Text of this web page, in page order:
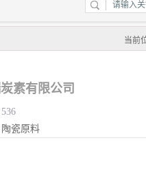
当前
素有限公司
陶瓷原料